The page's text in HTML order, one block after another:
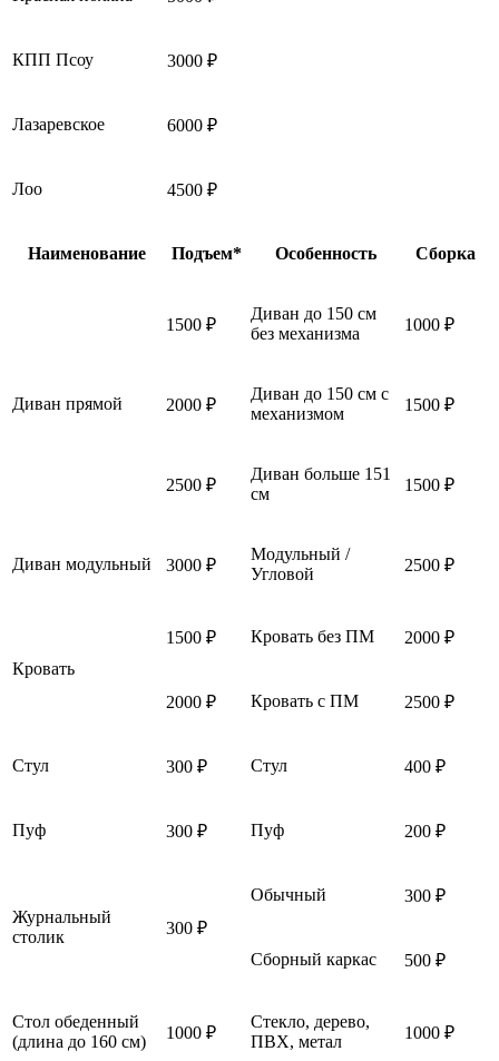
КПП Псоу 3000 ₽
Лазаревское 6000 ₽
Лоо 4500 ₽
Наименование Подъем* Особенность Сборка
Диван прямой
1500 ₽
Диван до 150 см
без механизма
1000 ₽
2000 ₽
Диван до 150 см с
механизмом
1500 ₽
2500 ₽
Диван больше 151
см
1500 ₽
Диван модульный 3000 ₽
Модульный /
Угловой
2500 ₽
Кровать
1500 ₽ Кровать без ПМ 2000 ₽
2000 ₽ Кровать с ПМ 2500 ₽
Стул 300 ₽ Стул 400 ₽
Пуф 300 ₽ Пуф 200 ₽
Журнальный
столик
300 ₽
Обычный 300 ₽
Сборный каркас 500 ₽
Стол обеденный
(длина до 160 см)
1000 ₽
Стекло, дерево,
ПВХ, метал
1000 ₽